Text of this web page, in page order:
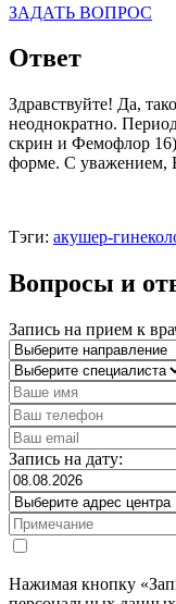
ЗАДАТЬ ВОПРОС
Ответ
Здравствуйте! Да,
неоднократно.
скрин и Фемофлор
форме. С уважением,
Тэги: акушер-
Вопросы и
Запись на прием к
Запись на дату:
Нажимая кнопку